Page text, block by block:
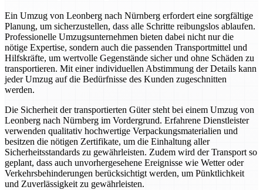
Ein Umzug von Leonberg nach Nürnberg erfordert eine sorgfältige
Planung, um sicherzustellen, dass alle Schritte reibungslos ablaufen.
Professionelle Umzugsunternehmen bieten dabei nicht nur die
nötige Expertise, sondern auch die passenden Transportmittel und
Hilfskräfte, um wertvolle Gegenstände sicher und ohne Schäden zu
transportieren. Mit einer individuellen Abstimmung der Details kann
jeder Umzug auf die Bedürfnisse des Kunden zugeschnitten
werden.
Die Sicherheit der transportierten Güter steht bei einem Umzug von
Leonberg nach Nürnberg im Vordergrund. Erfahrene Dienstleister
verwenden qualitativ hochwertige Verpackungsmaterialien und
besitzen die nötigen Zertifikate, um die Einhaltung aller
Sicherheitsstandards zu gewährleisten. Zudem wird der Transport so
geplant, dass auch unvorhergesehene Ereignisse wie Wetter oder
Verkehrsbehinderungen berücksichtigt werden, um Pünktlichkeit
und Zuverlässigkeit zu gewährleisten.